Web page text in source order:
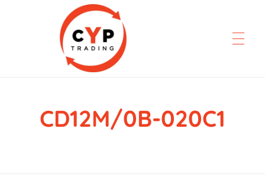
CYP Trading
Professionelle Ersatzteilbeschaffung
CD12M/0B-020C1